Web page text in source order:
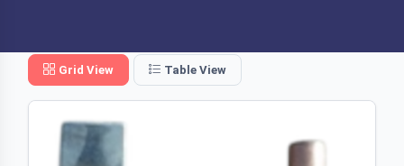
Grid View Table View